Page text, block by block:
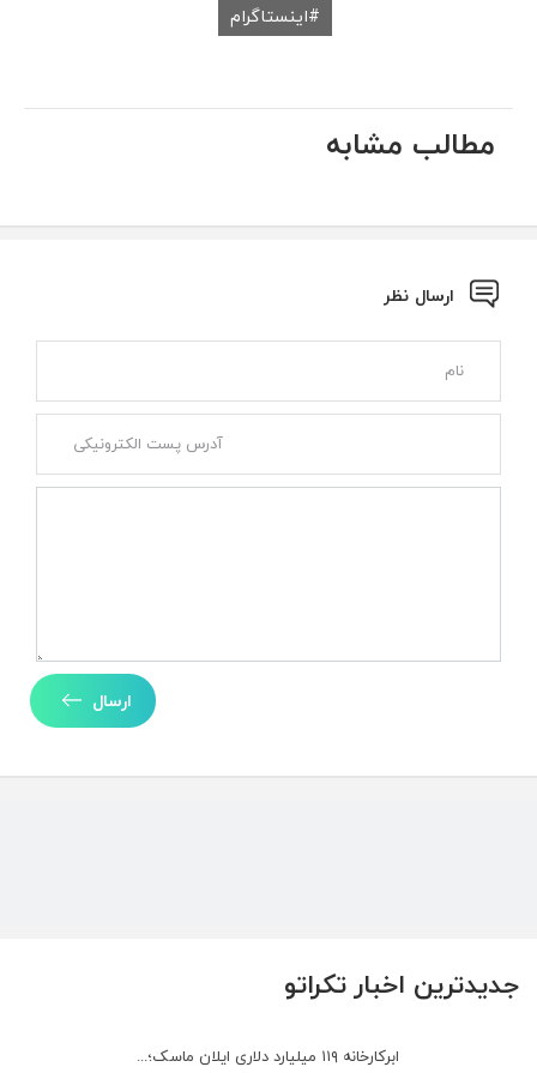
جدیدترین اخبار تکراتو
ابرکارخانه ۱۱۹ میلیارد دلاری ایلان ماسک؛...
اینستاگرام
مطالب مشابه
ارسال نظر
ارسال